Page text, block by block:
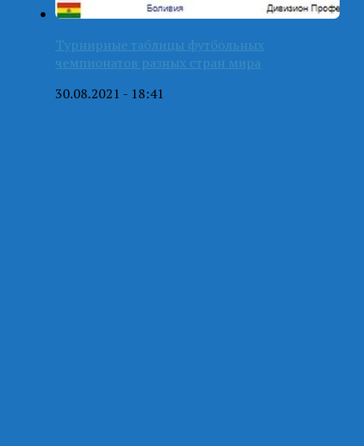
Турнирные таблицы футбольных
чемпионатов разных стран мира
30.08.2021 - 18:41